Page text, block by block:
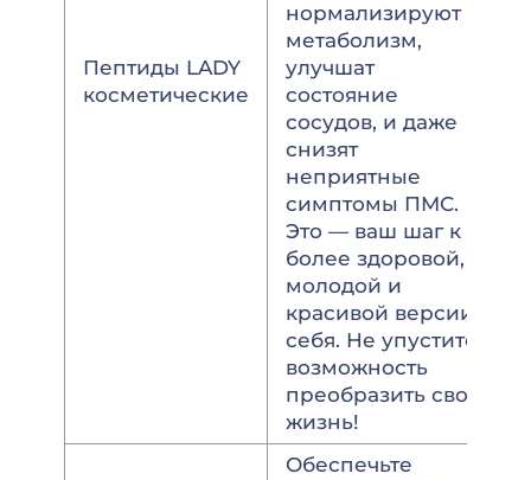
Пептиды LADY
косметические
нормализируют
метаболизм,
улучшат
состояние
сосудов, и даже
снизят
неприятные
симптомы ПМС.
Это — ваш шаг к
более здоровой,
молодой и
красивой версии
себя. Не упустите
возможность
преобразить свою
жизнь!
Обеспечьте